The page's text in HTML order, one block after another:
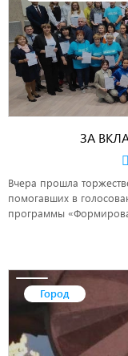
ЗА
Вчера прошла
помогавших в
программы
Город